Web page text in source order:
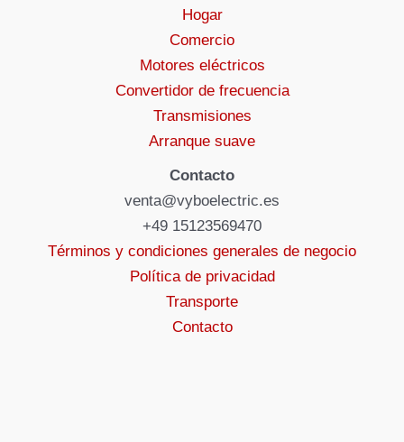
Hogar
Comercio
Motores eléctricos
Convertidor de frecuencia
Transmisiones
Arranque suave
Contacto
venta@vyboelectric.es
+49 15123569470
Términos y condiciones generales de negocio
Política de privacidad
Transporte
Contacto